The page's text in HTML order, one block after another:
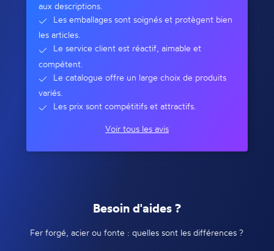
aux descriptions.
Les emballages sont soignés et protègent bien
les articles.
Le service client est réactif, aimable et
compétent.
Le catalogue offre un large choix de produits
variés.
Les prix sont compétitifs et attractifs.
Voir tous les avis
Besoin d'aides ?
Fer forgé, acier ou fonte : quelles sont les différences ?